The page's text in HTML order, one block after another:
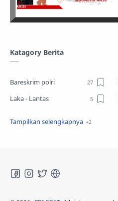
Katagory Berita
Bareskrim polri
Laka - Lantas